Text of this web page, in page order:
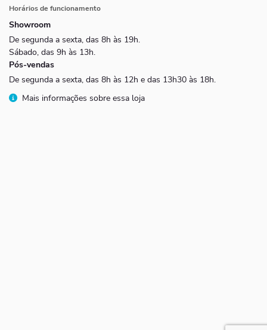
Horários de funcionamento
Showroom
De segunda a sexta, das 8h às 19h.
Sábado, das 9h às 13h.
Pós-vendas
De segunda a sexta, das 8h às 12h e das 13h30 às 18h.
Mais informações sobre essa loja